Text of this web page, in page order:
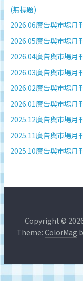
在
線
深
度
究
品
牌、
銷
的
刊
媒
體
(無標題)
2026.06廣告與市場月
2026.05廣告與市場月
2026.04廣告與市場月
2026.03廣告與市場月
2026.02廣告與市場月
2026.01廣告與市場月
2025.12廣告與市場月
2025.11廣告與市場月
2025.10廣告與市場月
Copyright ©
Theme:ColorMag